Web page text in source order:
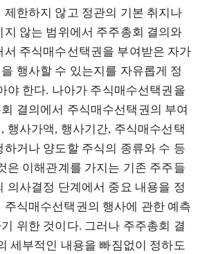
제한하지 않고 정관의 기본 취지나
지 않는 범위에서 주주총회 결의와
서 주식매수선택권을 부여받은 자가
행사할 수 있는지를 자유롭게 정
야 한다. 나아가 주식매수선택권을
결의에서 주식매수선택권의 부여
행사가액, 행사기간, 주식매수선택
하거나 양도할 주식의 종류와 수 등
은 이해관계를 가지는 기존 주주들
의사결정 단계에서 중요 내용을 정
주식매수선택권의 행사에 관한 예측
위한 것이다. 그러나 주주총회 결
세부적인 내용을 빠짐없이 정하도